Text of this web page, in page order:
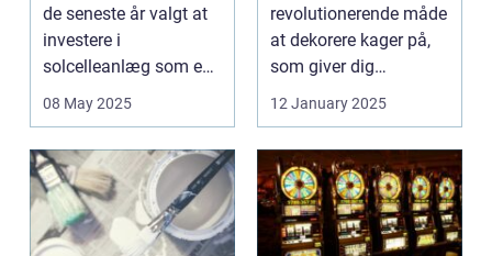
de seneste år valgt at
investere i
solcelleanlæg som en
bæred...
08 May 2025
revolutionerende måde
at dekorere kager på,
som giver dig
mulighed for ...
12 January 2025